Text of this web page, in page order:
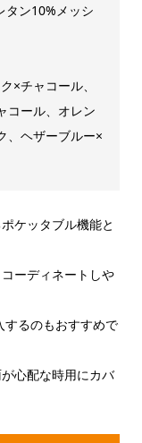
ン10%メッシ
×チャコール、
コール、オレン
、ヘザーブルー×
ケッタブル機能と
ーディネートしや
るのもおすすめで
心配な時用にカバ